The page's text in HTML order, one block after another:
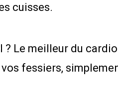
cuisses.
Le meilleur du
fessiers,